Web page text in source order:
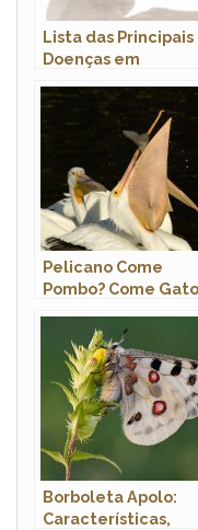
Lista das Principais
Doenças em
e Tratamento
Pelicano Come
Pombo? Come
Borboleta Apolo:
Características,